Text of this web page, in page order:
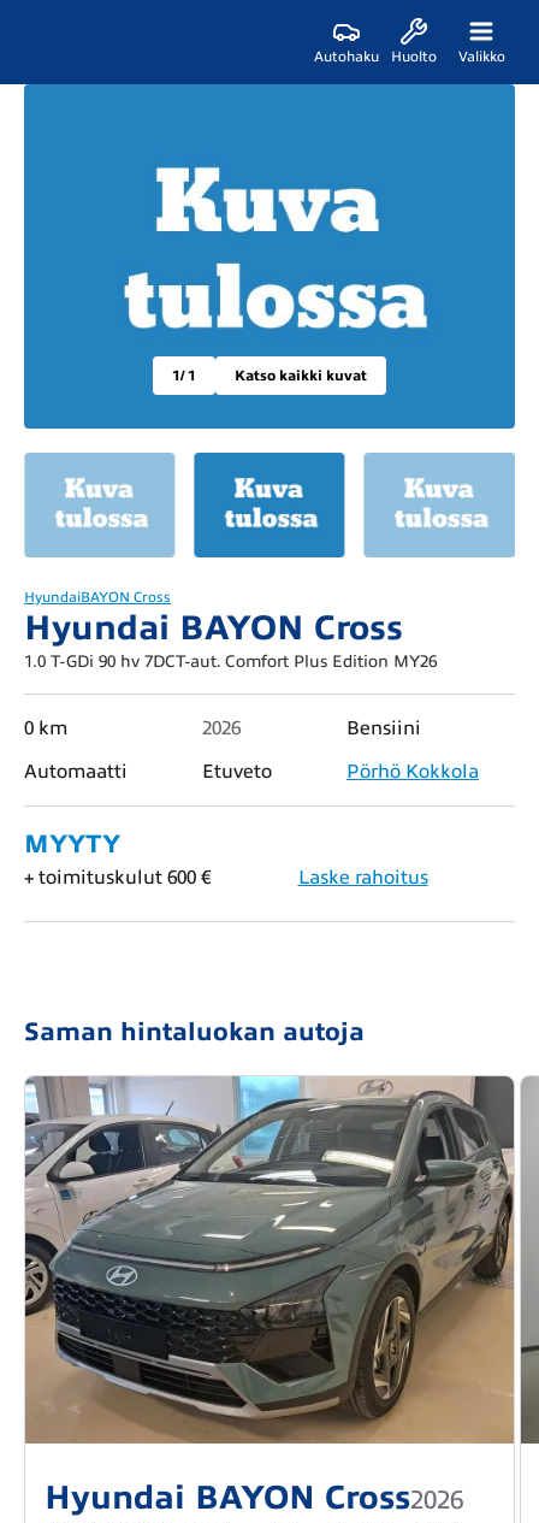
Autohaku Huolto Valikko
1/ 1 Katso kaikki kuvat
HyundaiBAYON Cross
Hyundai BAYON Cross
1.0 T-GDi 90 hv 7DCT-aut. Comfort Plus Edition MY26
0 km 2026
Bensiini
Automaatti
Etuveto Pörhö Kokkola
MYYTY
+ toimituskulut 600 € Laske rahoitus
Saman hintaluokan autoja
Hyundai BAYON Cross2026